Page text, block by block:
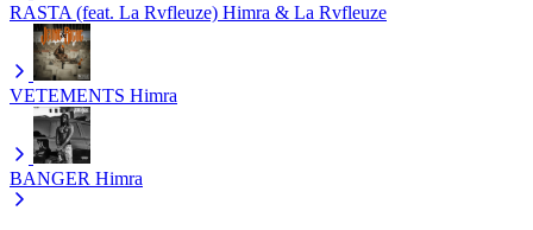
RASTA (feat. La Rvfleuze) Himra & La Rvfleuze
VETEMENTS Himra
BANGER Himra